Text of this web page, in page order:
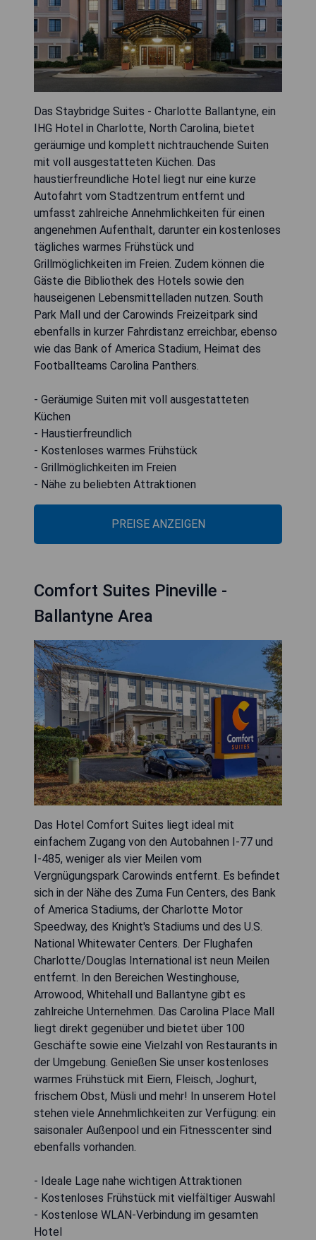
Das Staybridge Suites - Charlotte Ballantyne, ein
IHG Hotel in Charlotte, North Carolina, bietet
geräumige und komplett nichtrauchende Suiten
mit voll ausgestatteten Küchen. Das
haustierfreundliche Hotel liegt nur eine kurze
Autofahrt vom Stadtzentrum entfernt und
umfasst zahlreiche Annehmlichkeiten für einen
angenehmen Aufenthalt, darunter ein kostenloses
tägliches warmes Frühstück und
Grillmöglichkeiten im Freien. Zudem können die
Gäste die Bibliothek des Hotels sowie den
hauseigenen Lebensmittelladen nutzen. South
Park Mall und der Carowinds Freizeitpark sind
ebenfalls in kurzer Fahrdistanz erreichbar, ebenso
wie das Bank of America Stadium, Heimat des
Footballteams Carolina Panthers.
- Geräumige Suiten mit voll ausgestatteten
Küchen
- Haustierfreundlich
- Kostenloses warmes Frühstück
- Grillmöglichkeiten im Freien
- Nähe zu beliebten Attraktionen
PREISE ANZEIGEN
Comfort Suites Pineville -
Ballantyne Area
Das Hotel Comfort Suites liegt ideal mit
einfachem Zugang von den Autobahnen I-77 und
I-485, weniger als vier Meilen vom
Vergnügungspark Carowinds entfernt. Es befindet
sich in der Nähe des Zuma Fun Centers, des Bank
of America Stadiums, der Charlotte Motor
Speedway, des Knight's Stadiums und des U.S.
National Whitewater Centers. Der Flughafen
Charlotte/Douglas International ist neun Meilen
entfernt. In den Bereichen Westinghouse,
Arrowood, Whitehall und Ballantyne gibt es
zahlreiche Unternehmen. Das Carolina Place Mall
liegt direkt gegenüber und bietet über 100
Geschäfte sowie eine Vielzahl von Restaurants in
der Umgebung. Genießen Sie unser kostenloses
warmes Frühstück mit Eiern, Fleisch, Joghurt,
frischem Obst, Müsli und mehr! In unserem Hotel
stehen viele Annehmlichkeiten zur Verfügung: ein
saisonaler Außenpool und ein Fitnesscenter sind
ebenfalls vorhanden.
- Ideale Lage nahe wichtigen Attraktionen
- Kostenloses Frühstück mit vielfältiger Auswahl
- Kostenlose WLAN-Verbindung im gesamten
Hotel